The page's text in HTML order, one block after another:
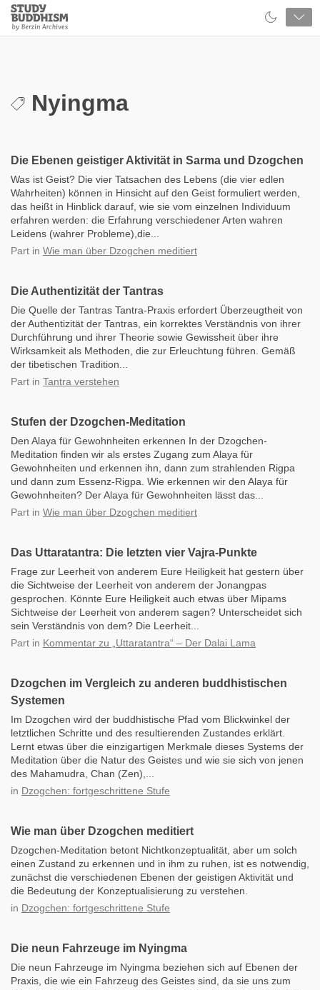
Close
Study
Buddhism
Nyingma
Die Ebenen geistiger Aktivität in Sarma und Dzogchen
Was ist Geist? Die vier Tatsachen des Lebens (die vier edlen
Wahrheiten) können in Hinsicht auf den Geist formuliert werden,
das heißt in Hinblick darauf, wie sie vom einzelnen Individuum
erfahren werden: die Erfahrung verschiedener Arten wahren
Leidens (wahrer Probleme),die...
Part in Wie man über Dzogchen meditiert
Die Authentizität der Tantras
Die Quelle der Tantras Tantra-Praxis erfordert Überzeugtheit von
der Authentizität der Tantras, ein korrektes Verständnis von ihrer
Durchführung und ihrer Theorie sowie Gewissheit über ihre
Wirksamkeit als Methoden, die zur Erleuchtung führen. Gemäß
der tibetischen Tradition...
Part in Tantra verstehen
Stufen der Dzogchen-Meditation
Den Alaya für Gewohnheiten erkennen In der Dzogchen-
Meditation finden wir als erstes Zugang zum Alaya für
Gewohnheiten und erkennen ihn, dann zum strahlenden Rigpa
und dann zum Essenz-Rigpa. Wie erkennen wir den Alaya für
Gewohnheiten? Der Alaya für Gewohnheiten lässt das...
Part in Wie man über Dzogchen meditiert
Das Uttaratantra: Die letzten vier Vajra-Punkte
Frage zur Leerheit von anderem Eure Heiligkeit hat gestern über
die Sichtweise der Leerheit von anderem der Jonangpas
gesprochen. Könnte Eure Heiligkeit auch etwas über Mipams
Sichtweise der Leerheit von anderem sagen? Unterscheidet sich
sein Verständnis von dem? Die Leerheit...
Part in Kommentar zu „Uttaratantra“ – Der Dalai Lama
Dzogchen im Vergleich zu anderen buddhistischen
Systemen
Im Dzogchen wird der buddhistische Pfad vom Blickwinkel der
letztlichen Schritte und des resultierenden Zustandes erklärt.
Lernt etwas über die einzigartigen Merkmale dieses Systems der
Meditation über die Natur des Geistes und wie sie sich von jenen
des Mahamudra, Chan (Zen),...
in Dzogchen: fortgeschrittene Stufe
Wie man über Dzogchen meditiert
Dzogchen-Meditation betont Nichtkonzeptualität, aber um solch
einen Zustand zu erkennen und in ihm zu ruhen, ist es notwendig,
zunächst die verschiedenen Ebenen der geistigen Aktivität und
die Bedeutung der Konzeptualisierung zu verstehen.
in Dzogchen: fortgeschrittene Stufe
Die neun Fahrzeuge im Nyingma
Die neun Fahrzeuge im Nyingma beziehen sich auf Ebenen der
Praxis, die wie ein Fahrzeug des Geistes sind, da sie uns zum